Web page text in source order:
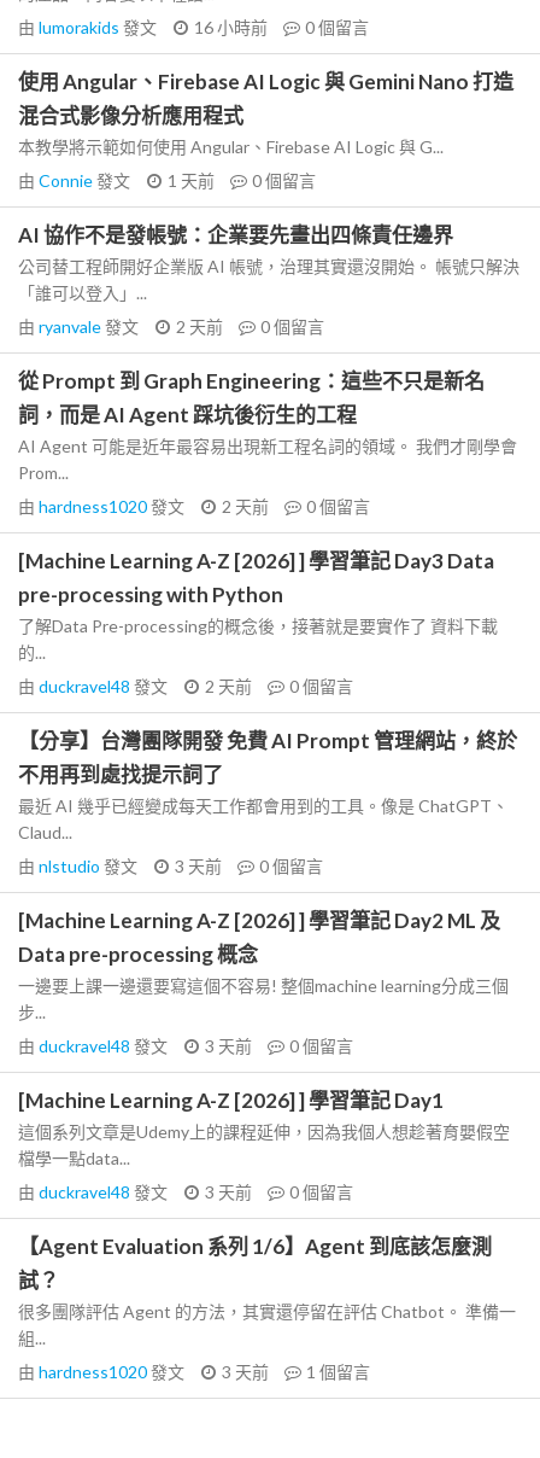
由 lumorakids 發文 16 小時前 0個留言
使用 Angular、Firebase AI Logic 與 Gemini Nano 打造
混合式影像分析應用程式
本教學將示範如何使用 Angular、Firebase AI Logic 與 G...
由 Connie發文 1 天前 0個留言
AI 協作不是發帳號：企業要先畫出四條責任邊界
公司替工程師開好企業版 AI 帳號，治理其實還沒開始。 帳號只解決
「誰可以登入」...
由 ryanvale發文 2 天前 0個留言
從 Prompt 到 Graph Engineering：這些不只是新名
詞，而是 AI Agent 踩坑後衍生的工程
AI Agent 可能是近年最容易出現新工程名詞的領域。 我們才剛學會
Prom...
由 hardness1020發文 2 天前 0個留言
[Machine Learning A-Z [2026] ] 學習筆記 Day3 Data
pre-processing with Python
了解Data Pre-processing的概念後，接著就是要實作了 資料下載
的...
由 duckravel48 發文 2 天前 0個留言
【分享】台灣團隊開發 免費 AI Prompt 管理網站，終於
不用再到處找提示詞了
最近 AI 幾乎已經變成每天工作都會用到的工具。像是 ChatGPT、
Claud...
由 nlstudio 發文 3 天前 0個留言
[Machine Learning A-Z [2026] ] 學習筆記 Day2 ML 及
Data pre-processing 概念
一邊要上課一邊還要寫這個不容易! 整個machine learning分成三個
步...
由 duckravel48 發文 3 天前 0個留言
[Machine Learning A-Z [2026] ] 學習筆記 Day1
這個系列文章是Udemy上的課程延伸，因為我個人想趁著育嬰假空
檔學一點data...
由 duckravel48 發文 3 天前 0個留言
【Agent Evaluation 系列 1/6】Agent 到底該怎麼測
試？
很多團隊評估 Agent 的方法，其實還停留在評估 Chatbot。 準備一
組...
由 hardness1020發文 3 天前 1 個留言